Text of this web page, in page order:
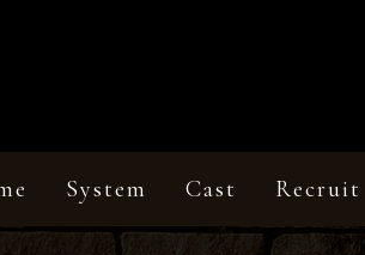
System Cast Recruit